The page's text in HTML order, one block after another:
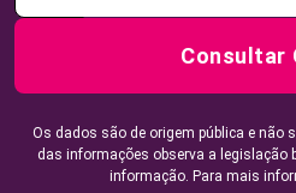
Consultar
Os dados são de origem pública e não
das informações observa a legislação
informação. Para mais